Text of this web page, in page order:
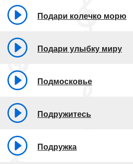
Подари колечко морю
Подари улыбку миру
Подмосковье
Подружитесь
Подружка